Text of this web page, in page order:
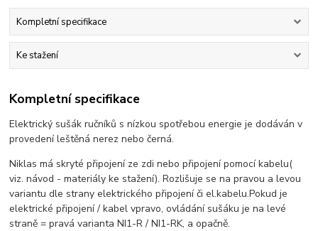
Kompletní specifikace
Ke stažení
Kompletní specifikace
Elektrický sušák ručníků s nízkou spotřebou energie je dodáván v
provedení leštěná nerez nebo černá.
Niklas má skryté připojení ze zdi nebo připojení pomocí kabelu(
viz. návod - materiály ke stažení). Rozlišuje se na pravou a levou
variantu dle strany elektrického připojení či el.kabelu.Pokud je
elektrické připojení / kabel vpravo, ovládání sušáku je na levé
straně = pravá varianta NI1-R / NI1-RK, a opačně.